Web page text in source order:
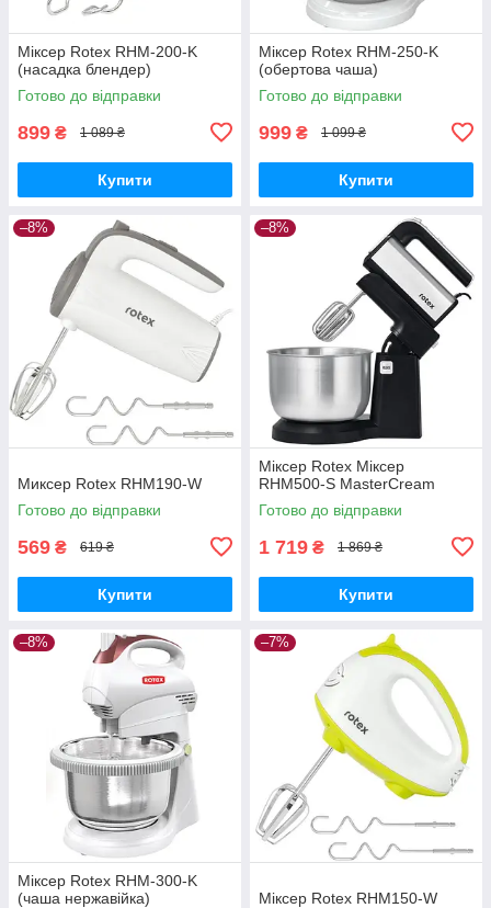
Міксер Rotex RHM-200-K
(насадка блендер)
Готово до відправки
899 ₴ 1 089 ₴
Купити
Міксер Rotex RHM-250-K
(обертова чаша)
Готово до відправки
999 ₴ 1 099 ₴
Купити
–8%
Миксер Rotex RHM190-W
Готово до відправки
569 ₴ 619 ₴
Купити
–8%
Міксер Rotex Міксер
RHM500-S MasterCream
Готово до відправки
1 719 ₴ 1 869 ₴
Купити
–8%
Міксер Rotex RHM-300-K
(чаша нержавійка)
–7%
Міксер Rotex RHM150-W